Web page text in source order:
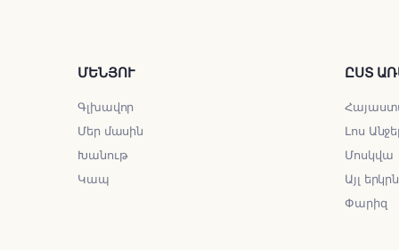
ՄԵՆՅՈՒ
Գլխավոր
Մեր մասին
Խանութ
Կապ
ԸՍՏ
Լոս
Մոսկվա
Այլ
Փարիզ